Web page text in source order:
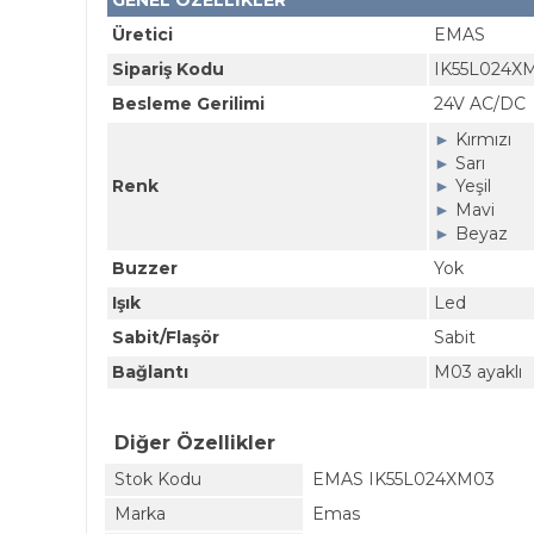
Üretici
EMAS
Sipariş Kodu
Besleme Gerilimi
24V AC/DC
Renk
► Kırmızı
► Sarı
► Yeşil
► Mavi
► Beyaz
Buzzer
Yok
Işık
Led
Sabit/Flaşör
Sabit
Bağlantı
M03 ayaklı
Diğer Özellikler
Stok Kodu
EMAS IK55L024XM03
Marka
Emas